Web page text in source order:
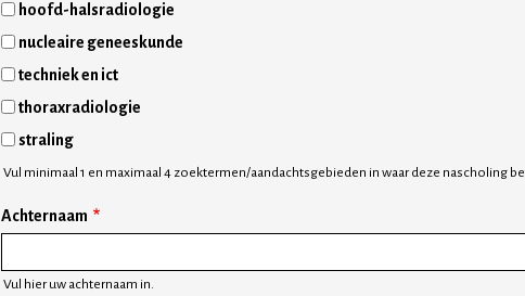
hoofd-halsradiologie
nucleaire geneeskunde
techniek en ict
thoraxradiologie
straling
Vul minimaal 1 en maximaal 4 zoektermen/aandachtsgebieden in waar deze nascholing
Achternaam
Vul hier uw achternaam in.